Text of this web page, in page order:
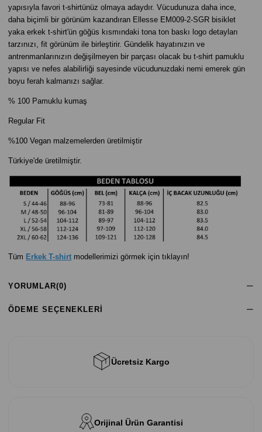
yapısıyla favori t-shirtünüz olmaya adaydır. Vücudunuza daha ince,
daha biçimli bir görünüm kazandıran Ellesse EM009-2-SGR bisiklet
yaka erkek t-shirt'ün göğüs kısmındaki tona ton baskı logo detayları
tarzınızı, fit görünüm ile birleştirir. Gündelik hayatınızın ve
antrenmanlarınızın değişilmeyen bir parçası olacak bu t-shirt pamuklu
yapısı ve nefes alabilirliği sayesinde vücudunuzdaki nemi emerek gün
boyu ferah kalmanızı sağlar.
% 100 Pamuklu kumaş
Regular Fit
%100 Vegan malzemelerden üretilmiştir
Türkiye'de üretilmiştir.
Tüm Erkek T-shirt modellerimizi görmek için tıklayın!
YORUMLAR(0)
ÖDEME SEÇENEKLERI
Ücretsiz Kargo
Orijinal Ürün Garantisi